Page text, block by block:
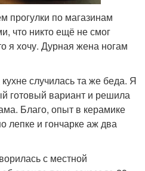
прогулки по магазинам
что никто ещё не смог
я хочу. Дурная жена ногам
случилась та же беда. Я
готовый вариант и решила
Благо, опыт в керамике
лепке и гончарке аж два
с местной